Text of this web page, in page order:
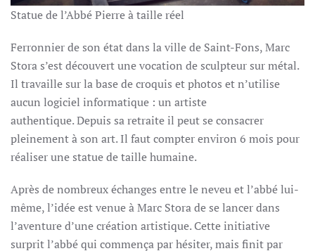
Statue de l’Abbé Pierre à taille réel
Ferronnier de son état dans la ville de Saint-Fons, Marc
Stora s’est découvert une vocation de sculpteur sur métal.
Il travaille sur la base de croquis et photos et n’utilise
aucun logiciel informatique : un artiste
authentique. Depuis sa retraite il peut se consacrer
pleinement à son art. Il faut compter environ 6 mois pour
réaliser une statue de taille humaine.
Après de nombreux échanges entre le neveu et l’abbé lui-
même, l’idée est venue à Marc Stora de se lancer dans
l’aventure d’une création artistique. Cette initiative
surprit l’abbé qui commença par hésiter, mais finit par